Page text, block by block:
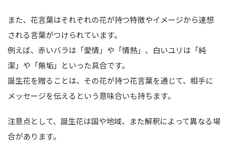
また、花言葉はそれぞれの花が持つ特徴やイメージから連想
される言葉がつけられています。
例えば、赤いバラは「愛情」や「情熱」、白いユリは「純
潔」や「無垢」といった具合です。
誕生花を贈ることは、その花が持つ花言葉を通じて、相手に
メッセージを伝えるという意味合いも持ちます。
注意点として、誕生花は国や地域、また解釈によって異なる場
合があります。